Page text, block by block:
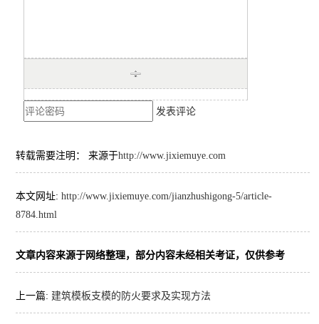
发表评论
转载需要注明： 来源于http://www.jixiemuye.com
本文网址: http://www.jixiemuye.com/jianzhushigong-5/article-
8784.html
文章内容来源于网络整理，部分内容未经相关考证，仅供参考
上一篇: 建筑模板支模的防火要求及实现方法